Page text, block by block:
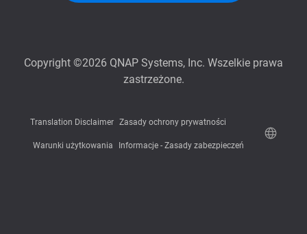
Copyright ©2026 QNAP Systems, Inc. Wszelkie prawa
zastrzeżone.
Translation Disclaimer Zasady ochrony prywatności
Warunki użytkowania Informacje - Zasady zabezpieczeń